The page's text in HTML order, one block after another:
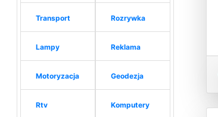
Transport
Lampy
Motoryzacja
Rtv
Rozrywka
Reklama
Geodezja
Komputery